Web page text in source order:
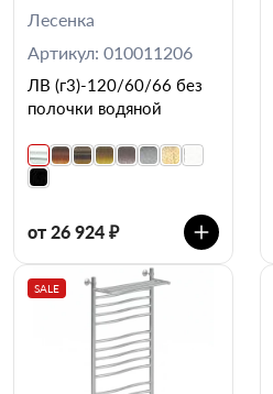
Лесенка
Артикул: 010011206
ЛВ (г3)-120/60/66 без
полочки водяной
от 26 924 ₽
SALE